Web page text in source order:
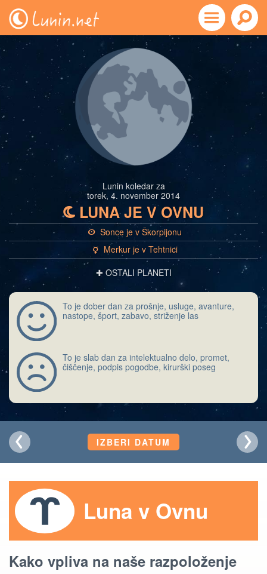
Lunin koledar za
torek, 4. november 2014
b LUNA JE V OVNU
a Sonce je v Škorpijonu
c Merkur je v Tehtnici
✚ OSTALI PLANETI
To je dober dan za prošnje, usluge, avanture,
nastope, šport, zabavo, striženje las
To je slab dan za intelektualno delo, promet,
čiščenje, podpis pogodbe, kirurški poseg
IZBERI DATUM
Luna v Ovnu
Kako vpliva na naše razpoloženje